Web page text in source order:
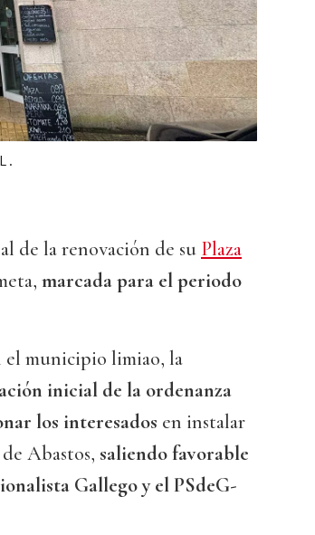
de la renovación de su Plaza
marcada para el periodo
el municipio limiao, la
inicial de la ordenanza
los interesados en instalar
Abastos, saliendo favorable
Gallego y el PSdeG-